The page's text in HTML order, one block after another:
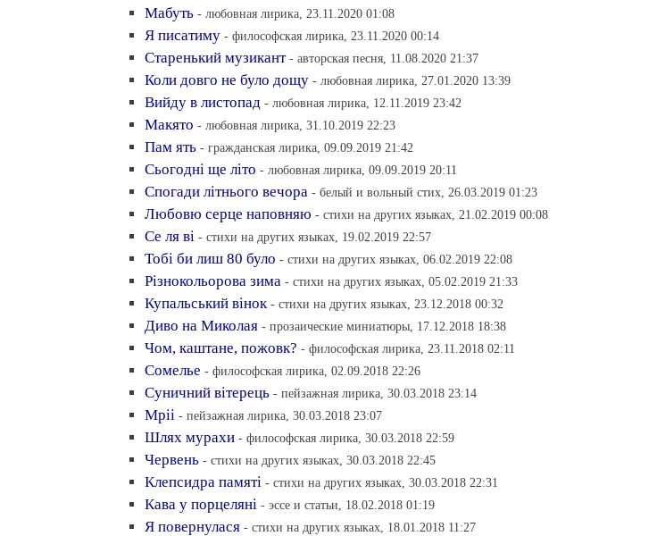
Мабуть - любовная лирика, 23.11.2020 01:08
Я писатиму - философская лирика, 23.11.2020 00:14
Старенький музикант - авторская песня, 11.08.2020 21:37
Коли довго не було дощу - любовная лирика, 27.01.2020 13:39
Вийду в листопад - любовная лирика, 12.11.2019 23:42
Макято - любовная лирика, 31.10.2019 22:23
Пам ять - гражданская лирика, 09.09.2019 21:42
Сьогоднi ще лiто - любовная лирика, 09.09.2019 20:11
Спогади лiтнього вечора - белый и вольный стих, 26.03.2019 01:23
Любовю серце наповняю - стихи на других языках, 21.02.2019 00:08
Се ля вi - стихи на других языках, 19.02.2019 22:57
Тобi би лиш 80 було - стихи на других языках, 06.02.2019 22:08
Рiзнокольорова зима - стихи на других языках, 05.02.2019 21:33
Купальський вiнок - стихи на других языках, 23.12.2018 00:32
Диво на Миколая - прозаические миниатюры, 17.12.2018 18:38
Чом, каштане, пожовк? - философская лирика, 23.11.2018 02:11
Сомелье - философская лирика, 02.09.2018 22:26
Суничний вiтерець - пейзажная лирика, 30.03.2018 23:14
Мрii - пейзажная лирика, 30.03.2018 23:07
Шлях мурахи - философская лирика, 30.03.2018 22:59
Червень - стихи на других языках, 30.03.2018 22:45
Клепсидра памятi - стихи на других языках, 30.03.2018 22:31
Кава у порцелянi - эссе и статьи, 18.02.2018 01:19
Я повернулася - стихи на других языках, 18.01.2018 11:27